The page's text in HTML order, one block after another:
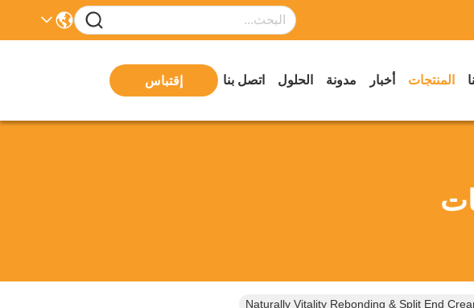
المنتجات أخبار مدونة الحلول اتصل بنا إقتباس
Naturally Vitality Rebonding & Split End